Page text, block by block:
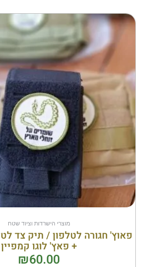
מוצרי הישרדות וציוד שטח
פאוץ' חגורה לטלפון / תיק צד
+ פאץ' לוגו קמפיין
₪60.00